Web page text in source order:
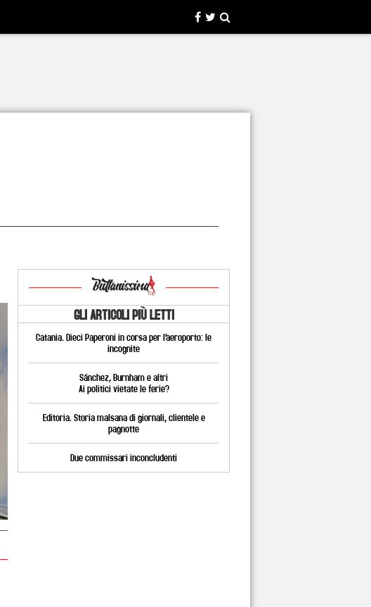
GLI ARTICOLI PIÙ LETTI
Catania. Dieci Paperoni in corsa per l’aeroporto: le
incognite
Sánchez, Burnham e altri
Ai politici vietate le ferie?
Editoria. Storia malsana di giornali, clientele e
pagnotte
Due commissari inconcludenti